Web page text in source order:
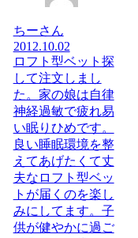
ちーさん
2012.10.02
ロフト型ベット探
して注文しまし
た。家の娘は自律
神経過敏で疲れ易
い眠りひめです。
良い睡眠環境を整
えてあげたくて丈
夫なロフト型ベッ
トが届くのを楽し
みにしてます。子
供が健やかに過ご